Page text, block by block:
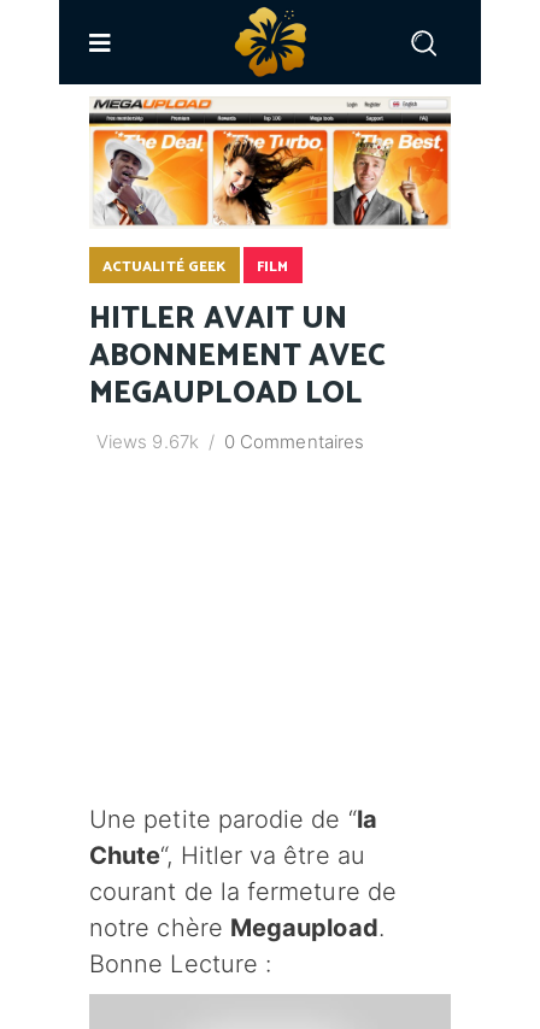
ACTUALITÉ GEEK FILM
HITLER AVAIT UN
ABONNEMENT AVEC
MEGAUPLOAD LOL
Views 9.67k 0 Commentaires
Une petite parodie de “la
Chute“, Hitler va être au
courant de la fermeture de
notre chère Megaupload.
Bonne Lecture :